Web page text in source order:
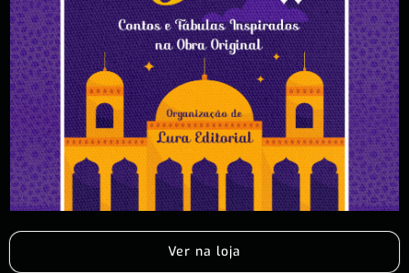
Ver na loja